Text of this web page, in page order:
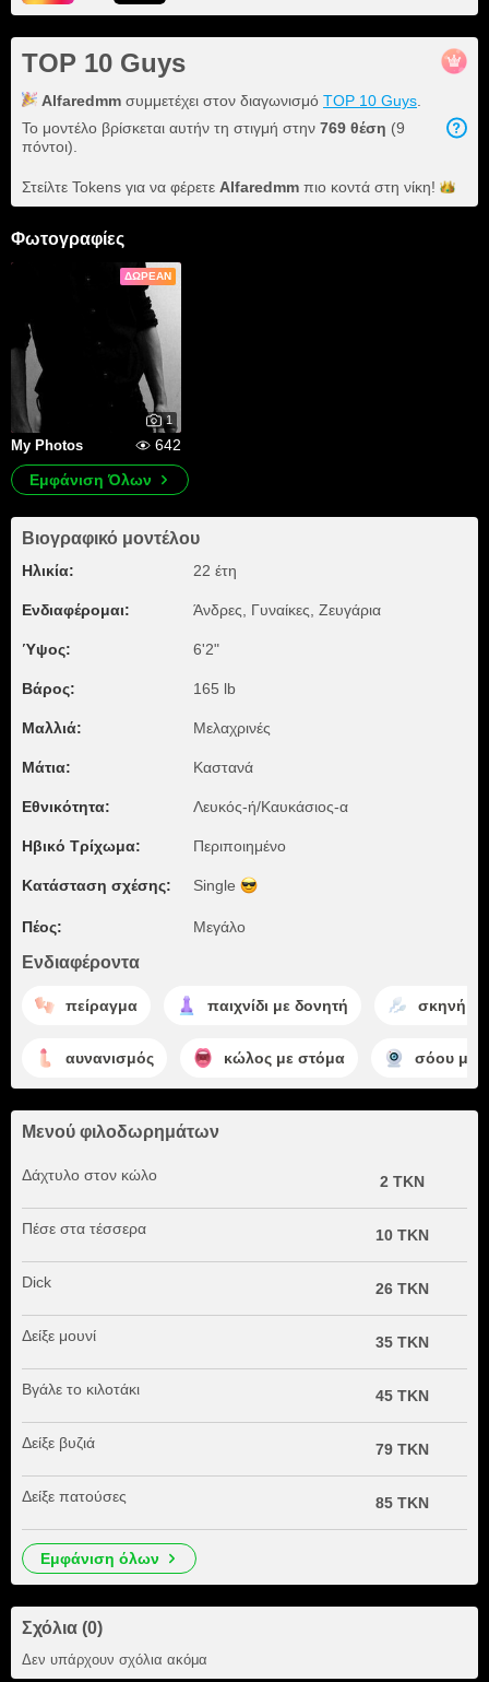
TOP 10 Guys
Alfaredmm συμμετέχει στον διαγωνισμό TOP 10 Guys
Το μοντέλο βρίσκεται αυτήν τη στιγμή στην 769 θέση (9
πόντοι).
Στείλτε Tokens για να φέρετε Alfaredmm πιο κοντά στη νίκη!
Φωτογραφίες
ΔΩΡΕΆΝ
1
My Photos
642
Εμφάνιση Όλων
Βιογραφικό μοντέλου
Ηλικία: 22 έτη
Ενδιαφέρομαι: Άνδρες, Γυναίκες, Zευγάρια
Ύψος: 6'2"
Βάρος: 165 lb
Μαλλιά: Μελαχρινές
Μάτια: Καστανά
Εθνικότητα: Λευκός-ή/Καυκάσιος-α
Ηβικό Τρίχωμα: Περιποιημένο
Κατάσταση σχέσης: Single
Πέος: Μεγάλο
Ενδιαφέροντα
πείραγμα παιχνίδι με δονητή σκηνή
αυνανισμός κώλος με στόμα σόου με
Μενού φιλοδωρημάτων
Δάχτυλο στον κώλο 2 TKN
Πέσε στα τέσσερα 10 TKN
Dick 26 TKN
Δείξε μουνί 35 TKN
Βγάλε το κιλοτάκι 45 TKN
Δείξε βυζιά 79 TKN
Δείξε πατούσες 85 TKN
εμφάνιση όλων
Σχόλια (0)
Δεν υπάρχουν σχόλια ακόμα